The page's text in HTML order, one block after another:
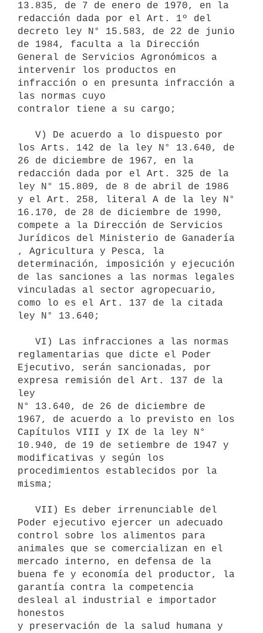
13.835, de 7 de enero de 1970, en la
redacción dada por el Art. 1º del
decreto ley N° 15.583, de 22 de junio
de 1984, faculta a la Dirección
General de Servicios Agronómicos a
intervenir los productos en
infracción o en presunta infracción a
las normas cuyo
contralor tiene a su cargo;
los Arts. 142 de la ley N° 13.640, de
26 de diciembre de 1967, en la
redacción dada por el Art. 325 de la
ley N° 15.809, de 8 de abril de 1986
y el Art. 258, literal A de la ley N°
16.170, de 28 de diciembre de 1990,
compete a la Dirección de Servicios
Jurídicos del Ministerio de Ganadería
, Agricultura y Pesca, la
determinación, imposición y ejecución
de las sanciones a las normas legales
vinculadas al sector agropecuario,
como lo es el Art. 137 de la citada
ley N° 13.640;
reglamentarias que dicte el Poder
Ejecutivo, serán sancionadas, por
expresa remisión del Art. 137 de la
ley
N° 13.640, de 26 de diciembre de
1967, de acuerdo a lo previsto en los
Capítulos VIII y IX de la ley N°
10.940, de 19 de setiembre de 1947 y
modificativas y según los
procedimientos establecidos por la
misma;
Poder ejecutivo ejercer un adecuado
control sobre los alimentos para
animales que se comercializan en el
mercado interno, en defensa de la
buena fe y economía del productor, la
garantía contra la competencia
desleal al industrial e importador
honestos
y preservación de la salud humana y